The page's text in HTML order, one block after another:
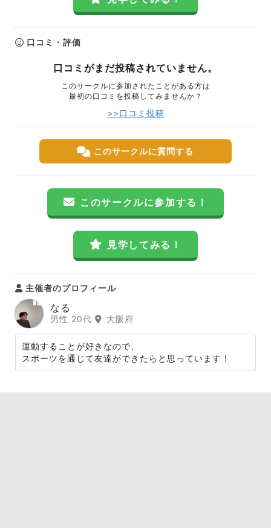
口コミ・評価
口コミがまだ投稿されていません。
このサークルに参加されたことがある方は
最初の口コミを投稿してみませんか？
>>口コミ投稿
このサークルに質問する
このサークルに参加する！
見学してみる！
主催者のプロフィール
なる
男性 20代 大阪府
運動することが好きなので、
スポーツを通じて友達ができたらと思っています！